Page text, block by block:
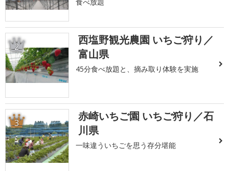
2
西塩野観光農園 いちご狩り／
富山県
45分食べ放題と、摘み取り体験を実施
3
赤崎いちご園 いちご狩り／石
川県
一味違ういちごを思う存分堪能